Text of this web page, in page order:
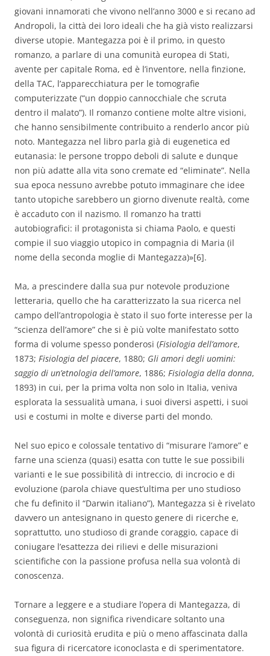
giovani innamorati che vivono nell’anno 3000 e si recano ad
Andropoli, la città dei loro ideali che ha già visto realizzarsi
diverse utopie. Mantegazza poi è il primo, in questo
romanzo, a parlare di una comunità europea di Stati,
avente per capitale Roma, ed è l’inventore, nella finzione,
della TAC, l’apparecchiatura per le tomografie
computerizzate (“un doppio cannocchiale che scruta
dentro il malato”). Il romanzo contiene molte altre visioni,
che hanno sensibilmente contribuito a renderlo ancor più
noto. Mantegazza nel libro parla già di eugenetica ed
eutanasia: le persone troppo deboli di salute e dunque
non più adatte alla vita sono cremate ed “eliminate”. Nella
sua epoca nessuno avrebbe potuto immaginare che idee
tanto utopiche sarebbero un giorno divenute realtà, come
è accaduto con il nazismo. Il romanzo ha tratti
autobiografici: il protagonista si chiama Paolo, e questi
compie il suo viaggio utopico in compagnia di Maria (il
nome della seconda moglie di Mantegazza)»[6].
Ma, a prescindere dalla sua pur notevole produzione
letteraria, quello che ha caratterizzato la sua ricerca nel
campo dell’antropologia è stato il suo forte interesse per la
“scienza dell’amore” che si è più volte manifestato sotto
forma di volume spesso ponderosi (Fisiologia dell’amore,
1873; Fisiologia del piacere, 1880; Gli amori degli uomini:
saggio di un’etnologia dell’amore, 1886; Fisiologia della donna,
1893) in cui, per la prima volta non solo in Italia, veniva
esplorata la sessualità umana, i suoi diversi aspetti, i suoi
usi e costumi in molte e diverse parti del mondo.
Nel suo epico e colossale tentativo di “misurare l’amore” e
farne una scienza (quasi) esatta con tutte le sue possibili
varianti e le sue possibilità di intreccio, di incrocio e di
evoluzione (parola chiave quest’ultima per uno studioso
che fu definito il “Darwin italiano”), Mantegazza si è rivelato
davvero un antesignano in questo genere di ricerche e,
soprattutto, uno studioso di grande coraggio, capace di
coniugare l’esattezza dei rilievi e delle misurazioni
scientifiche con la passione profusa nella sua volontà di
conoscenza.
Tornare a leggere e a studiare l’opera di Mantegazza, di
conseguenza, non significa rivendicare soltanto una
volontà di curiosità erudita e più o meno affascinata dalla
sua figura di ricercatore iconoclasta e di sperimentatore.